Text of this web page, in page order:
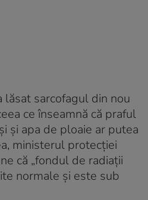
sarcofagul din nou
ce înseamnă că praful
și apa de ploaie ar putea
ministerul protecției
că „fondul de radiații
normale și este sub